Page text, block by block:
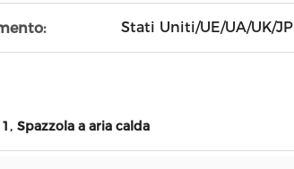
Stati Uniti/UE/UA/UK/JP
, Spazzola a aria calda